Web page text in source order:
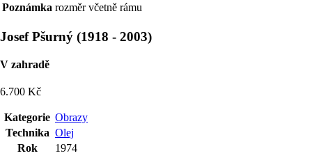
Poznámka rozměr včetně rámu
Josef Pšurný (1918 - 2003)
V zahradě
6.700 Kč
Kategorie Obrazy
Technika Olej
Rok
1974